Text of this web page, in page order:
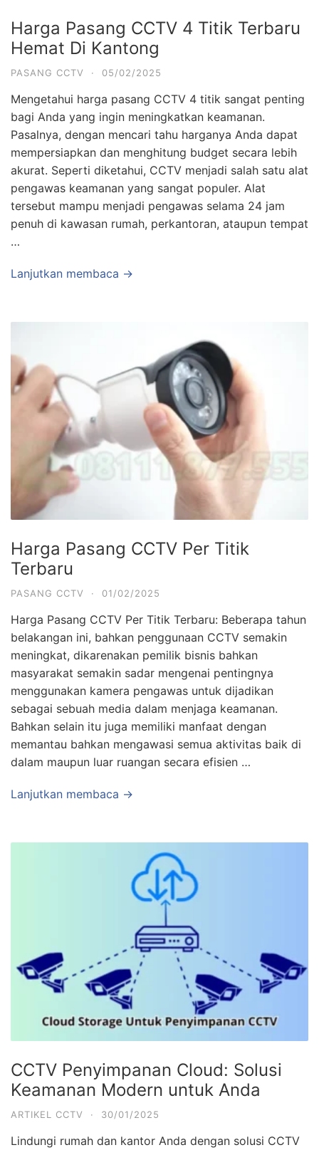
Harga Pasang CCTV 4 Titik Terbaru
Hemat Di Kantong
PASANG CCTV · 05/02/2025
Mengetahui harga pasang CCTV 4 titik sangat penting
bagi Anda yang ingin meningkatkan keamanan.
Pasalnya, dengan mencari tahu harganya Anda dapat
mempersiapkan dan menghitung budget secara lebih
akurat. Seperti diketahui, CCTV menjadi salah satu alat
pengawas keamanan yang sangat populer. Alat
tersebut mampu menjadi pengawas selama 24 jam
penuh di kawasan rumah, perkantoran, ataupun tempat
…
Lanjutkan membaca →
Harga Pasang CCTV Per Titik
Terbaru
PASANG CCTV · 01/02/2025
Harga Pasang CCTV Per Titik Terbaru: Beberapa tahun
belakangan ini, bahkan penggunaan CCTV semakin
meningkat, dikarenakan pemilik bisnis bahkan
masyarakat semakin sadar mengenai pentingnya
menggunakan kamera pengawas untuk dijadikan
sebagai sebuah media dalam menjaga keamanan.
Bahkan selain itu juga memiliki manfaat dengan
memantau bahkan mengawasi semua aktivitas baik di
dalam maupun luar ruangan secara efisien …
Lanjutkan membaca →
CCTV Penyimpanan Cloud: Solusi
Keamanan Modern untuk Anda
ARTIKEL CCTV · 30/01/2025
Lindungi rumah dan kantor Anda dengan solusi CCTV